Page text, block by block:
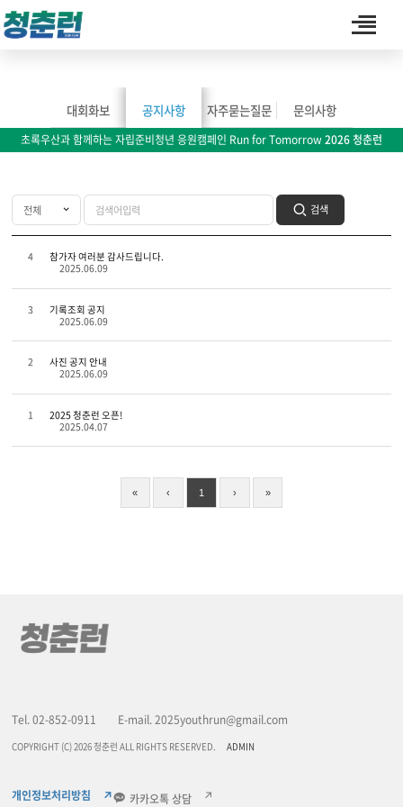
대회화보 공지사항 자주묻는질문 문의사항
초록우산과 함께하는 자립준비청년 응원캠페인 Run for Tomorrow2026 청춘런
검색
4
참가자 여러분 감사드립니다.
2025.06.09
3
기록조회 공지
2025.06.09
2
사진 공지 안내
2025.06.09
1
2025 청춘런 오픈!
2025.04.07
« ‹ 1 › »
Tel. 02-852-0911 E-mail. 2025youthrun@gmail.com
COPYRIGHT (C) 2026 청춘런 ALL RIGHTS RESERVED. ADMIN
개인정보처리방침 카카오톡 상담